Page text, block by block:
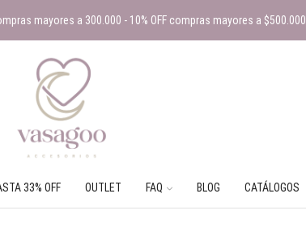
mayores a 300.000 - 10% OFF compras mayores a $500.000
33% OFF OUTLET FAQ BLOG CATÁLOGOS